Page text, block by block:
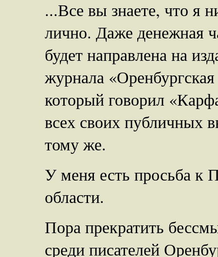
...Все вы знаете, что я
лично. Даже денежная
будет направлена на
журнала
который говорил
всех своих публичных
тому же.
У меня есть просьба к
области.
Пора прекратить
среди писателей